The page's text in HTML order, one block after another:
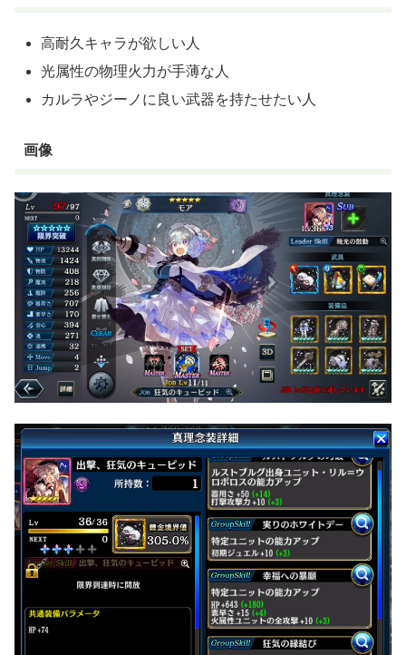
高耐久キャラが欲しい人
光属性の物理火力が手薄な人
カルラやジーノに良い武器を持たせたい人
画像